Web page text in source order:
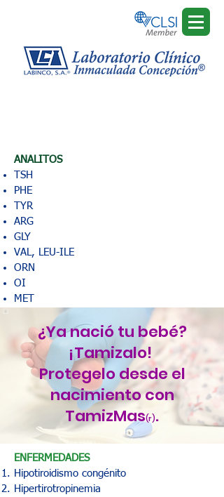
ANALITOS
TSH
PHE
TYR
ARG
GLY
VAL, LEU-ILE
ORN
OI
MET
¿Ya nació tu bebé?
¡Tamizalo!
Protegelo desde el
nacimiento con
TamizMas(r).
ENFERMEDADES
Hipotiroidismo congénito
Hipertirotropinemia